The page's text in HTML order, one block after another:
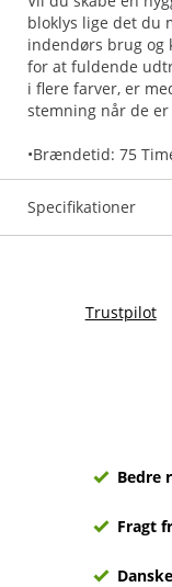
bloklys lige det du
indendørs brug og
for at fuldende
i flere farver, er
stemning når de
•Brændetid: 75
Specifikationer
Trustpilot
Bedre
Fragt